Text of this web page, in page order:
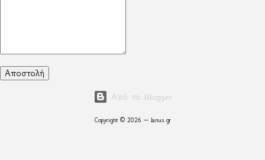
Από το Blogger
Copyright © 2026 — Janus.gr